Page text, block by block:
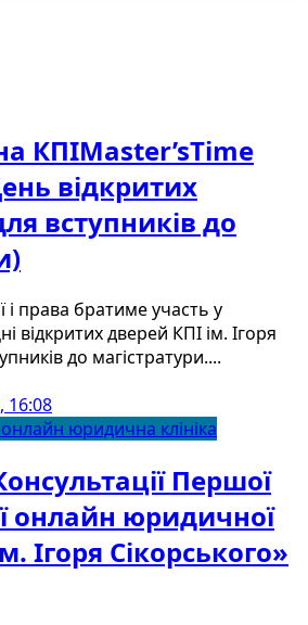
КПІMaster’sTime
відкритих
вступників до
і права братиме участь у
відкритих дверей КПІ ім. Ігоря
до магістратури....
16:08
юридична клініка
Першої
онлайн юридичної
Ігоря Сікорського»